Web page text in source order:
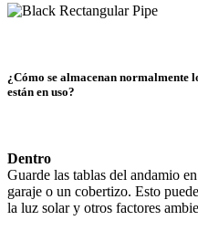
¿Cómo se almacenan normalmente
están en uso?
Dentro
Guarde las tablas del andamio
garaje o un cobertizo. Esto
la luz solar y otros factores